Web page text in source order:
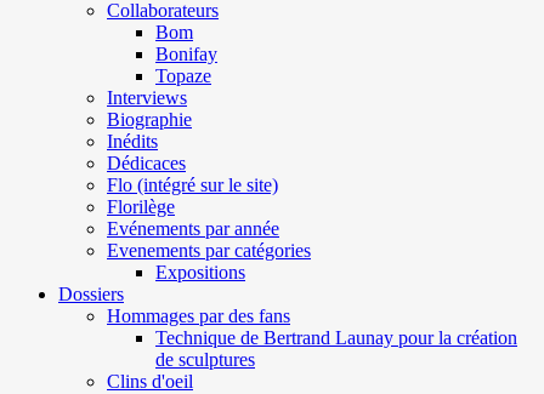
Collaborateurs
Bom
Bonifay
Topaze
Interviews
Biographie
Inédits
Dédicaces
Flo (intégré sur le site)
Florilège
Evénements par année
Evenements par catégories
Expositions
Dossiers
Hommages par des fans
Technique de Bertrand Launay pour la création
de sculptures
Clins d'oeil